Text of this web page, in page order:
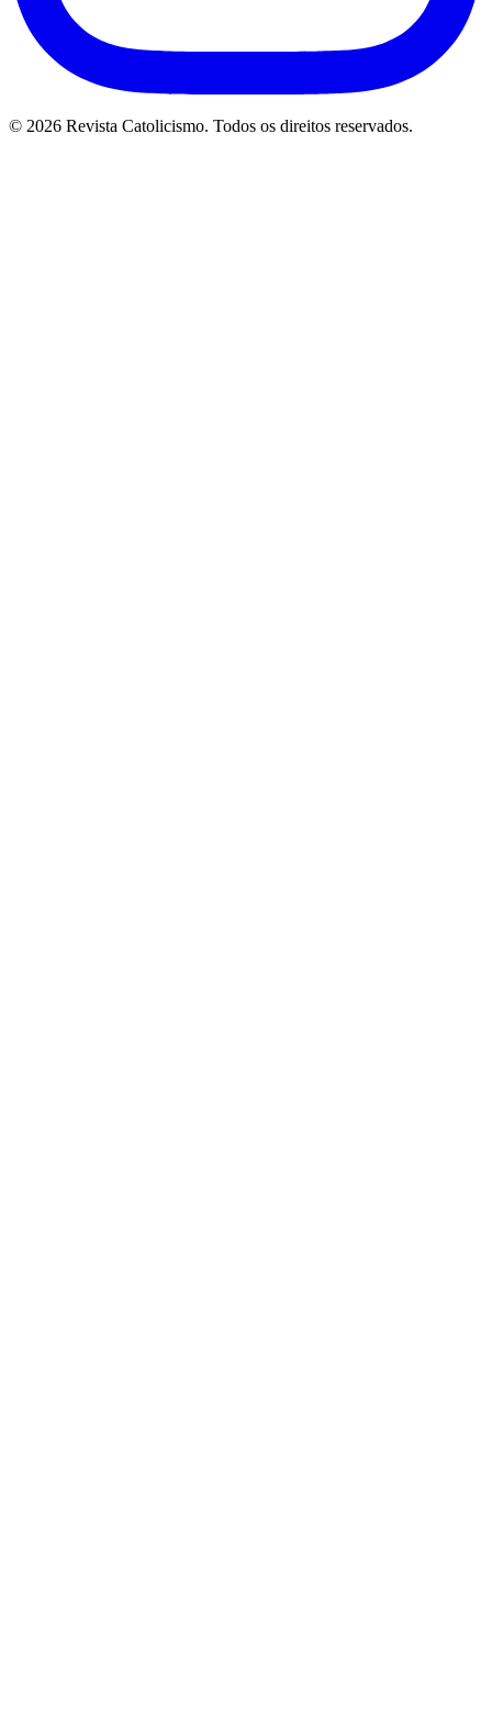
© 2026 Revista Catolicismo. Todos os direitos reservados.